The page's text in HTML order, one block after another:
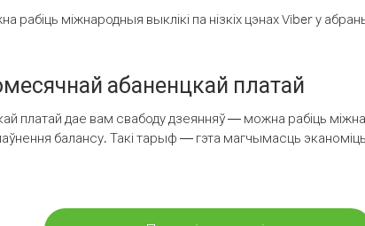
міжнародныя выклікі па нізкіх цэнах Viber у
абаненцкай платай
платай дае вам свабоду дзеянняў — можна рабіць
балансу. Такі тарыф — гэта магчымасць